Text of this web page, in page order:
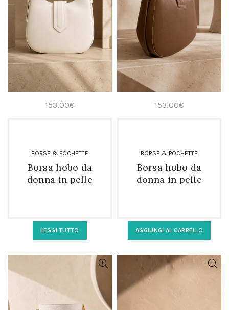
153,00€
BORSE & POCHETTE
Borsa hobo da
donna in pelle
LEGGI TUTTO
153,00€
BORSE & POCHETTE
Borsa hobo da
donna in pelle
AGGIUNGI AL CARRELLO